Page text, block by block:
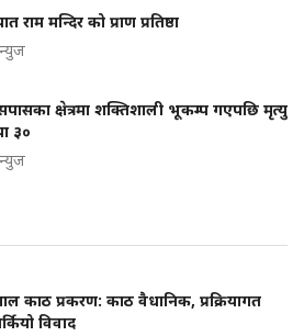
राम मन्दिर को प्राण प्रतिष्ठा
क्षेत्रमा शक्तिशाली भूकम्प गएपछि मृत्यु
३०
काठ प्रकरण: काठ वैधानिक, प्रक्रियागत
विवाद